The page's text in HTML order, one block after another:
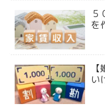
５
を
い